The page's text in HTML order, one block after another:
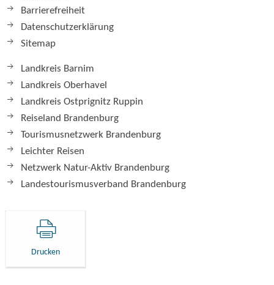
Barrierefreiheit
Datenschutzerklärung
Sitemap
Landkreis Barnim
Landkreis Oberhavel
Landkreis Ostprignitz Ruppin
Reiseland Brandenburg
Tourismusnetzwerk Brandenburg
Leichter Reisen
Netzwerk Natur-Aktiv Brandenburg
Landestourismusverband Brandenburg
Drucken